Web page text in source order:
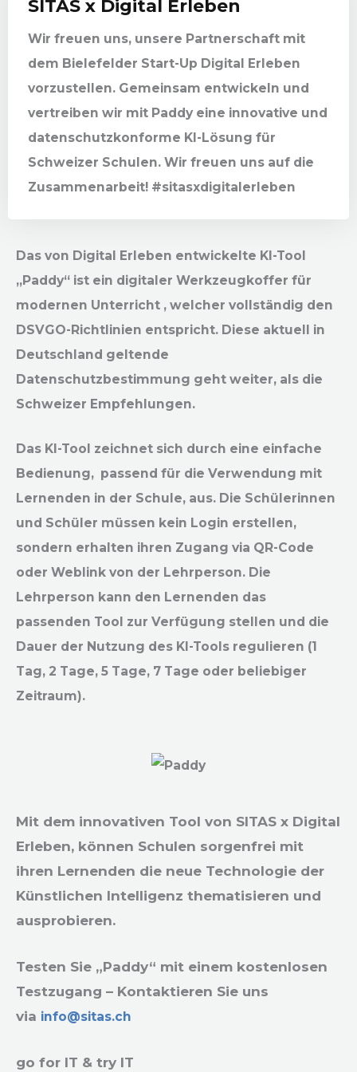
SITAS x Digital Erleben
Wir freuen uns, unsere Partnerschaft mit
dem Bielefelder Start-Up Digital Erleben
vorzustellen. Gemeinsam entwickeln und
vertreiben wir mit Paddy eine innovative und
datenschutzkonforme KI-Lösung für
Schweizer Schulen. Wir freuen uns auf die
Zusammenarbeit! #sitasxdigitalerleben
Das von Digital Erleben entwickelte KI-Tool
„Paddy“ ist ein digitaler Werkzeugkoffer für
modernen Unterricht , welcher vollständig den
DSVGO-Richtlinien entspricht. Diese aktuell in
Deutschland geltende
Datenschutzbestimmung geht weiter, als die
Schweizer Empfehlungen.
Das KI-Tool zeichnet sich durch eine einfache
Bedienung, passend für die Verwendung mit
Lernenden in der Schule, aus. Die Schülerinnen
und Schüler müssen kein Login erstellen,
sondern erhalten ihren Zugang via QR-Code
oder Weblink von der Lehrperson. Die
Lehrperson kann den Lernenden das
passenden Tool zur Verfügung stellen und die
Dauer der Nutzung des KI-Tools regulieren (1
Tag, 2 Tage, 5 Tage, 7 Tage oder beliebiger
Zeitraum).
Mit dem innovativen Tool von SITAS x Digital
Erleben, können Schulen sorgenfrei mit
ihren Lernenden die neue Technologie der
Künstlichen Intelligenz thematisieren und
ausprobieren.
Testen Sie „Paddy“ mit einem kostenlosen
Testzugang – Kontaktieren Sie uns
via info@sitas.ch
go for IT & try IT